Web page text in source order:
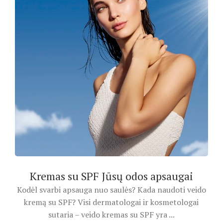
Kremas su SPF Jūsų odos apsaugai
Kodėl svarbi apsauga nuo saulės? Kada naudoti veido
kremą su SPF? Visi dermatologai ir kosmetologai
sutaria – veido kremas su SPF yra ...